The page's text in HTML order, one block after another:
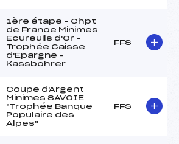
1ère étape – Chpt
de France Minimes
Ecureuils d'Or –
Trophée Caisse
d'Epargne –
Kassbohrer
FFS
Coupe d'Argent
Minimes SAVOIE
"Trophée Banque
Populaire des
Alpes"
FFS